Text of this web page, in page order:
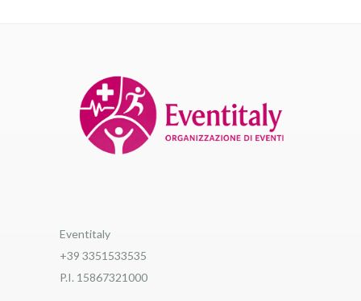
Eventitaly
+39 3351533535
P.I. 15867321000